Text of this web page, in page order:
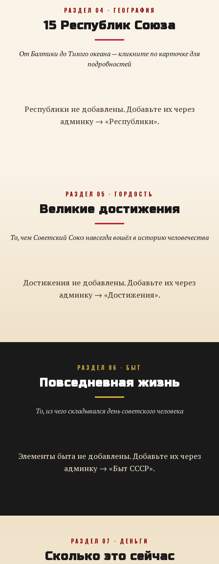
РАЗДЕЛ 04 · ГЕОГРАФИЯ
15 Республик Союза
От Балтики до Тихого океана — кликните по карточке для
подробностей
Республики не добавлены. Добавьте их через
админку → «Республики».
РАЗДЕЛ 05 · ГОРДОСТЬ
Великие достижения
То, чем Советский Союз навсегда вошёл в историю человечества
Достижения не добавлены. Добавьте их через
админку → «Достижения».
РАЗДЕЛ 06 · БЫТ
Повседневная жизнь
То, из чего складывался день советского человека
Элементы быта не добавлены. Добавьте их через
админку → «Быт СССР».
РАЗДЕЛ 07 · ДЕНЬГИ
Сколько это сейчас